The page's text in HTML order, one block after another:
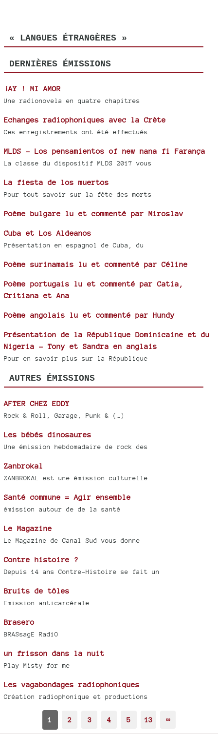
« LANGUES ÉTRANGÈRES »
DERNIÈRES ÉMISSIONS
¡AY ! MI AMOR
Une radionovela en quatre chapitres
Echanges radiophoniques avec la Crète
Ces enregistrements ont été effectués
MLDS - Los pensamientos of new nana fi Farança
La classe du dispositif MLDS 2017 vous
La fiesta de los muertos
Pour tout savoir sur la fête des morts
Poème bulgare lu et commenté par Miroslav
Cuba et Los Aldeanos
Présentation en espagnol de Cuba, du
Poème surinamais lu et commenté par Céline
Poème portugais lu et commenté par Catia,
Critiana et Ana
Poème angolais lu et commenté par Hundy
Présentation de la République Dominicaine et du
Nigeria - Tony et Sandra en anglais
Pour en savoir plus sur la République
AUTRES ÉMISSIONS
AFTER CHEZ EDDY
Rock & Roll, Garage, Punk & (…)
Les bébés dinosaures
Une émission hebdomadaire de rock des
Zanbrokal
ZANBROKAL est une émission culturelle
Santé commune = Agir ensemble
émission autour de de la santé
Le Magazine
Le Magazine de Canal Sud vous donne
Contre histoire ?
Depuis 14 ans Contre-Histoire se fait un
Bruits de tôles
Emission anticarcérale
Brasero
BRASsagE RadiO
un frisson dans la nuit
Play Misty for me
Les vagabondages radiophoniques
Création radiophonique et productions
1 2 3 4 5 13 ∞